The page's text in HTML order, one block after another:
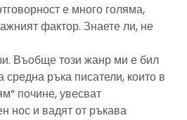
е много голяма,
фактор. Знаете ли, не
Въобще този жанр ми е бил
ръка писатели, които в
почине, увесват
нос и вадят от ръкава